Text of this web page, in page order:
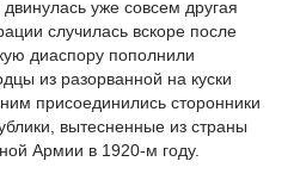
уже совсем другая
случилась вскоре после
диаспору пополнили
из разорванной на куски
присоединились сторонники
вытесненные из страны
Армии в 1920-м году.